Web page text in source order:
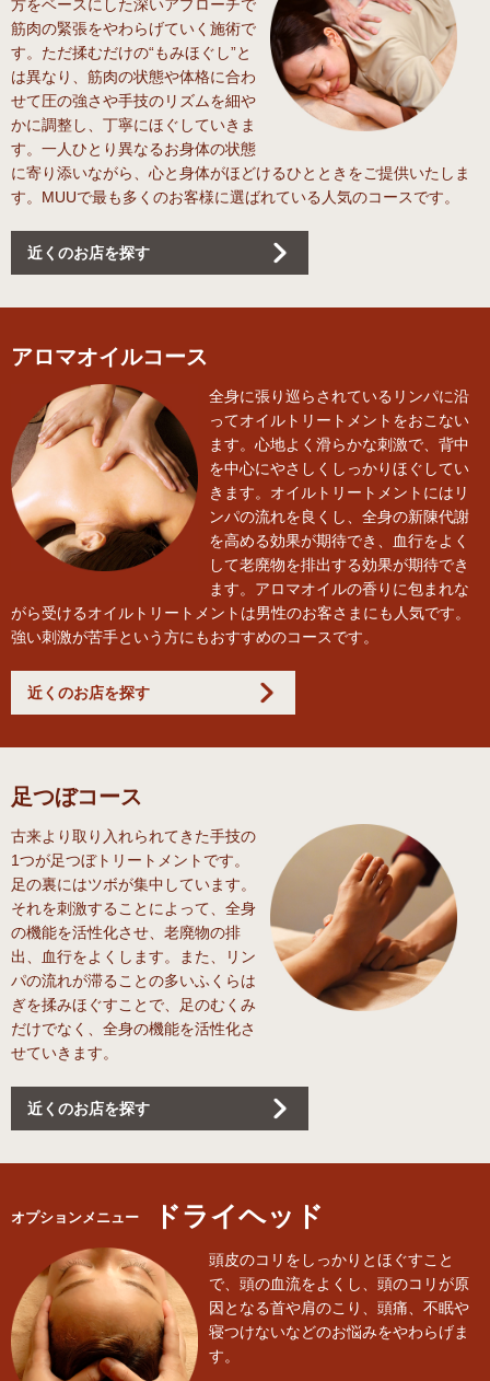
方をベースにした深いアプローチで
筋肉の緊張をやわらげていく施術で
す。ただ揉むだけの“もみほぐし”と
は異なり、筋肉の状態や体格に合わ
せて圧の強さや手技のリズムを細や
かに調整し、丁寧にほぐしていきま
す。一人ひとり異なるお身体の状態
に寄り添いながら、心と身体がほどけるひとときをご提供いたしま
す。MUUで最も多くのお客様に選ばれている人気のコースです。
近くのお店を探す
アロマオイルコース
全身に張り巡らされているリンパに沿
ってオイルトリートメントをおこない
ます。心地よく滑らかな刺激で、背中
を中心にやさしくしっかりほぐしてい
きます。オイルトリートメントにはリ
ンパの流れを良くし、全身の新陳代謝
を高める効果が期待でき、血行をよく
して老廃物を排出する効果が期待でき
ます。アロマオイルの香りに包まれな
がら受けるオイルトリートメントは男性のお客さまにも人気です。
強い刺激が苦手という方にもおすすめのコースです。
近くのお店を探す
足つぼコース
古来より取り入れられてきた手技の
1つが足つぼトリートメントです。
足の裏にはツボが集中しています。
それを刺激することによって、全身
の機能を活性化させ、老廃物の排
出、血行をよくします。また、リン
パの流れが滞ることの多いふくらは
ぎを揉みほぐすことで、足のむくみ
だけでなく、全身の機能を活性化さ
せていきます。
近くのお店を探す
オプションメニュー ドライヘッド
頭皮のコリをしっかりとほぐすこと
で、頭の血流をよくし、頭のコリが原
因となる首や肩のこり、頭痛、不眠や
寝つけないなどのお悩みをやわらげま
す。